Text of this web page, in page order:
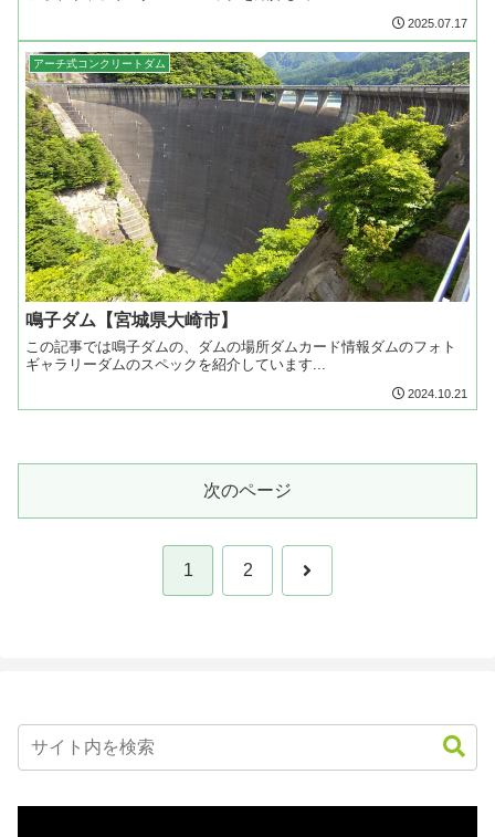
2025.07.17
アーチ式コンクリートダム
鳴子ダム【宮城県大崎市】
この記事では鳴子ダムの、ダムの場所ダムカード情報ダムのフォト
ギャラリーダムのスペックを紹介しています...
2024.10.21
次のページ
1 2 次